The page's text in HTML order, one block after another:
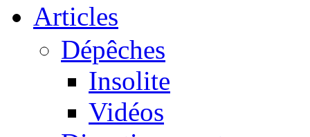
Articles
Dépêches
Insolite
Vidéos